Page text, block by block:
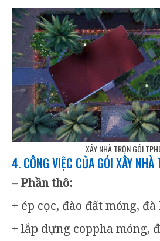
XÂY NHÀ TRỌN GÓI
4. CÔNG VIỆC CỦA GÓI XÂY NHÀ
– Phần thô:
+ ép cọc, đào đất móng,
+ lắp dựng coppha móng,